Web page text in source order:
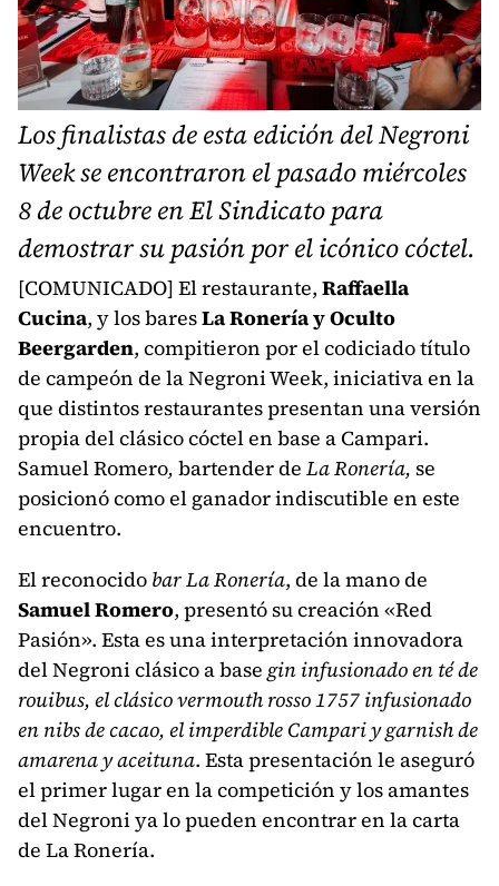
Los finalistas de esta edición del Negroni
Week se encontraron el pasado miércoles
8 de octubre en El Sindicato para
demostrar su pasión por el icónico cóctel.
[COMUNICADO] El restaurante, Raffaella
Cucina, y los baresLa Ronería y Oculto
Beergarden, compitieron por el codiciado título
de campeón de la Negroni Week, iniciativa en la
que distintos restaurantes presentan una versión
propia del clásico cóctel en base a Campari.
Samuel Romero, bartender de La Ronería, se
posicionó como el ganador indiscutible en este
encuentro.
El reconocido bar La Ronería, de la mano de
Samuel Romero, presentó su creación «Red
Pasión». Esta es una interpretación innovadora
del Negroni clásico a base gin infusionado en té de
rouibus, el clásico vermouth rosso 1757 infusionado
en nibs de cacao, el imperdible Campari y garnish de
amarena y aceituna. Esta presentación le aseguró
el primer lugar en la competición y los amantes
del Negroni ya lo pueden encontrar en la carta
de La Ronería.